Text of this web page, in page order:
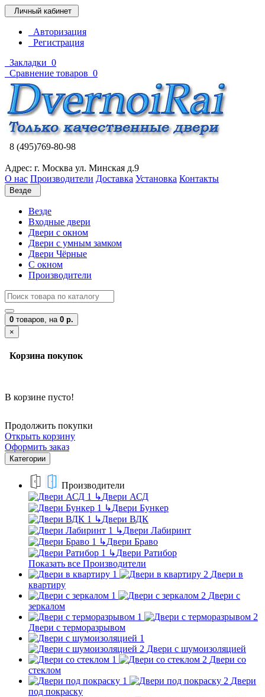
Личный кабинет
Авторизация
Регистрация
Закладки 0
Сравнение товаров 0
8 (495)769-80-98
Адрес: г. Москва ул. Минская д.9
О нас Производители Доставка Установка Контакты
Везде
Везде
Входные двери
Двери с окном
Двери с умным замком
Двери Чёрные
C окном
Производители
0 товаров, на 0 р.
×
Корзина покупок
В корзине пусто!
Продолжить покупки
Открыть корзину
Оформить заказ
Категории
Производители
↳Двери АСД
↳Двери Бункер
↳Двери ВДК
↳Двери Лабиринт
↳Двери Браво
↳Двери Ратибор
Показать все Производители
Двери в
квартиру
Двери с
зеркалом
Двери с терморазрывом
Двери с шумоизоляцией
Двери со
стеклом
Двери
под покраску